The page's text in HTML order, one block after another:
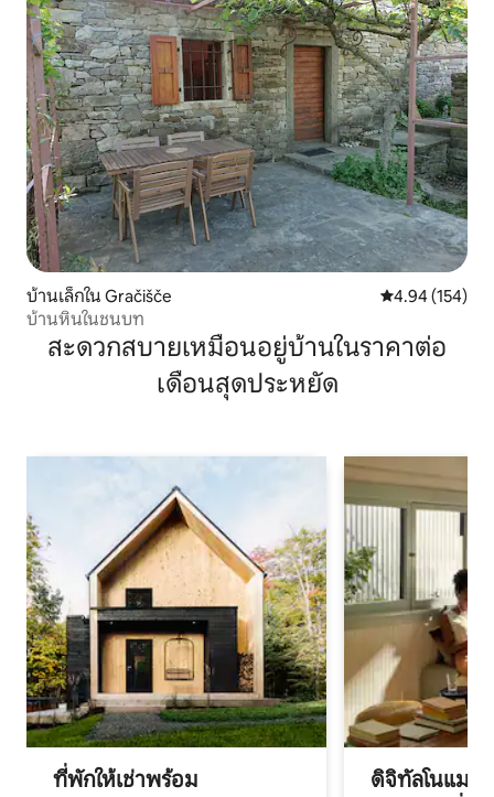
บ้านเล็กใน Gračišče คะแนนเฉลี่ย
4.94 (154)
บ้านหินในชนบท
สะดวกสบายเหมือนอยู่บ้านในราคาต่อ
เดือนสุดประหยัด
ที่พักให้เช่าพร้อม
ดิจิทัลโนแมด